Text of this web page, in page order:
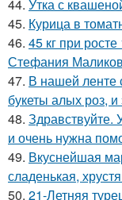
44. Утка с
45. Курица в
46. 45 кг при
Стефания
47. В нашей ленте
букеты алых роз,
48. Здравствуйте.
и очень нужна
49. Вкуснейшая
сладенькая,
50. 21-Летняя